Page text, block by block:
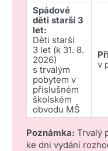
Spádové
děti starší 3
let:
Děti starší
3 let (k 31. 8.
2026)
s trvalým
pobytem v
příslušném
školském
obvodu MŠ
v
Poznámka: Trvalý
ke dni vydání